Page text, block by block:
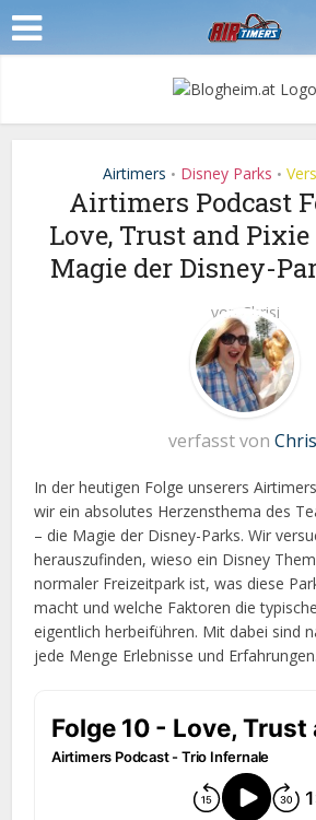
Airtimers • Disney Parks •
Airtimers Podcast
Love, Trust and
Magie der Disney-
von Chrisi
verfasst von
In der heutigen Folge unserers
wir ein absolutes Herzensthema des
– die Magie der Disney-Parks. Wir
herauszufinden, wieso ein Disney
normaler Freizeitpark ist, was diese
macht und welche Faktoren die
eigentlich herbeiführen. Mit dabei sind
jede Menge Erlebnisse und Erfahrungen.